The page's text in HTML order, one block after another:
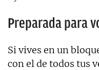
Preparada para
Si vives en un
con el de todos tus